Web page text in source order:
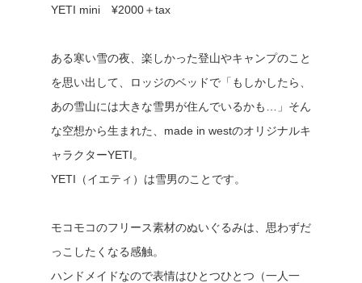
YETI mini ¥2000＋tax
ある寒い雪の夜、楽しかった登山やキャンプのこと
を思い出して、ロッジのベッドで「もしかしたら、
あの雪山には大きな雪男が住んでいるかも…」そん
な空想から生まれた、made in westのオリジナルキ
ャラクターYETI。
YETI（イエティ）は雪男のことです。
モコモコのフリース素材のぬいぐるみは、思わずだ
っこしたくなる感触。
ハンドメイドなので表情はひとつひとつ（一人一